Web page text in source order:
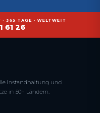
365 TAGE · WELTWEIT
61 26
Instandhaltung und
in 50+ Ländern.